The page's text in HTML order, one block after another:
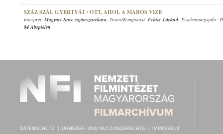
SZÁZ SZÁL GYERTYÁT / OTT, AHOL A MAROS VIZE
Interpret: Magyari Imre cigányzenekara; Texter/Komponist: Fráter Lóránd; Erscheinungsjahr:
84 Abspielen
DATENSCHUTZ URHEBER- UND NUTZUNGSRECHTE IMPRESSUM